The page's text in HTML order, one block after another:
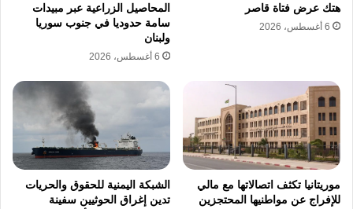
وجاء في الرسالة: “إن السجناء السياسيين
الموقعين أدناه، من مختلف الاتجاهات الفكرية
والسياسية، يناشدون أصدقاءهم الديمقراطيين
والمجتمع المدني التوحد والعمل على استعادة
الحرية واسترجاع الديمقراطية، سبيلًا لعزة تونس
وسيادتها”.
وسبق أن أوقفت السلطات التونسية عددًا من
هتك عرض فتاة قاصر
6 أغسطس، 2026
المحاصيل الزراعية عبر مبيدات
سامة حدوديا في جنوب سوريا
ولبنان
6 أغسطس، 2026
موريتانيا تكثف اتصالاتها مع مالي
للإفراج عن مواطنيها المحتجزين
الشبكة اليمنية للحقوق والحريات
تدين إغراق الحوثيين سفينة